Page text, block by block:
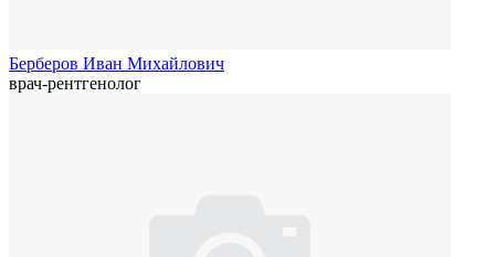
Берберов Иван Михайлович
врач-рентгенолог